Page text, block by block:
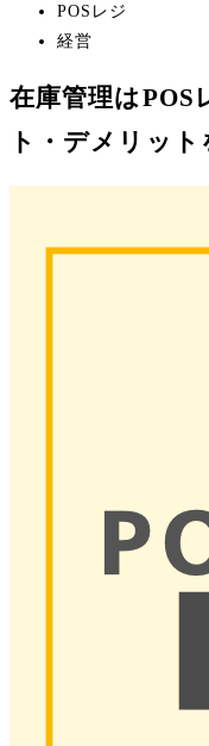
POSレジ
経営
在庫管理はPOS
ト・デメリット